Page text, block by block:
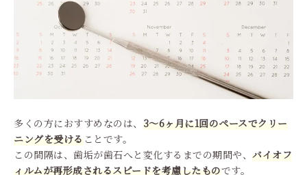
多くの方におすすめなのは、 3〜6ヶ月に1回のペースでクリー
ニングを受ける ことです。
この間隔は、歯垢が歯石へと変化するまでの期間や、 バイオフ
ィルムが再形成されるスピードを考慮したものです。